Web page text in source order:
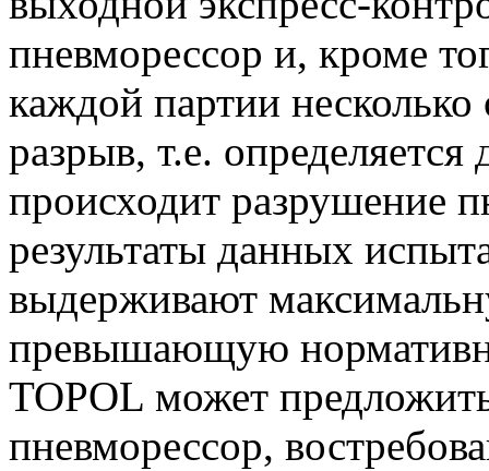
пневморессор и, кроме
каждой партии
разрыв, т.е.
происходит разрушение
результаты данных
выдерживают
превышающую
TOPOL может
пневморессор,